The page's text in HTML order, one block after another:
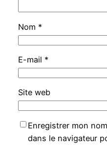
Nom *
E-mail *
Site web
Enregistrer mon
dans le navigateur